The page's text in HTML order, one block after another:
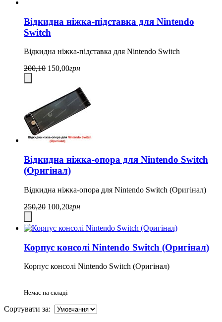
Відкидна ніжка-підставка для Nintendo
Switch
Відкидна ніжка-підставка для Nintendo Switch
200,10 150,00грн
Відкидна ніжка-опора для Nintendo Switch
(Оригінал)
Відкидна ніжка-опора для Nintendo Switch (Оригінал)
250,20 100,20грн
Корпус консолі Nintendo Switch (Оригінал)
Корпус консолі Nintendo Switch (Оригінал)
Немає на складі
Сортувати за: